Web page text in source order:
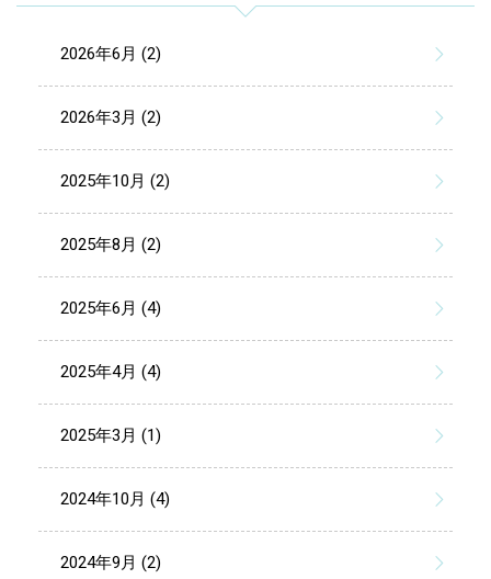
2026年6月 (2)
2026年3月 (2)
2025年10月 (2)
2025年8月 (2)
2025年6月 (4)
2025年4月 (4)
2025年3月 (1)
2024年10月 (4)
2024年9月 (2)